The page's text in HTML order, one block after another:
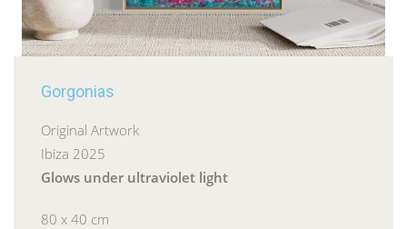
Gorgonias
Original Artwork
Ibiza 2025
Glows under ultraviolet light
80 x 40 cm